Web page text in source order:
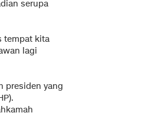
serupa
tempat kita
lagi
presiden yang